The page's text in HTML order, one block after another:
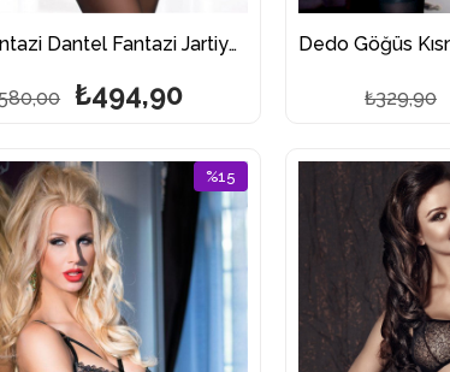
Dedo Fantazi Dantel Fantazi Jartiyer Takım 1009
₺494,90 ₺329,90
%15
İndirim
%15İndirim